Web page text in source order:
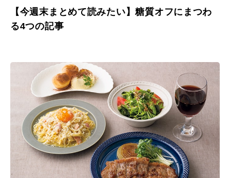
【今週末まとめて読みたい】糖質オフにまつわ
る4つの記事